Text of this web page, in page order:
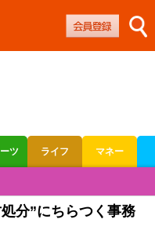
ツ ライフ マネー
分”にちらつく事務